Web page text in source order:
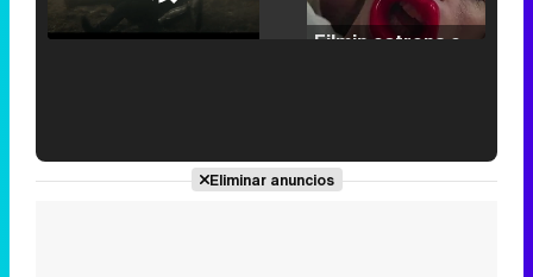
/
'120 Minutos' celebra sus 2.000 programas en Telemadrid con un vídeo del día a día en la redacción
Eliminar anuncios